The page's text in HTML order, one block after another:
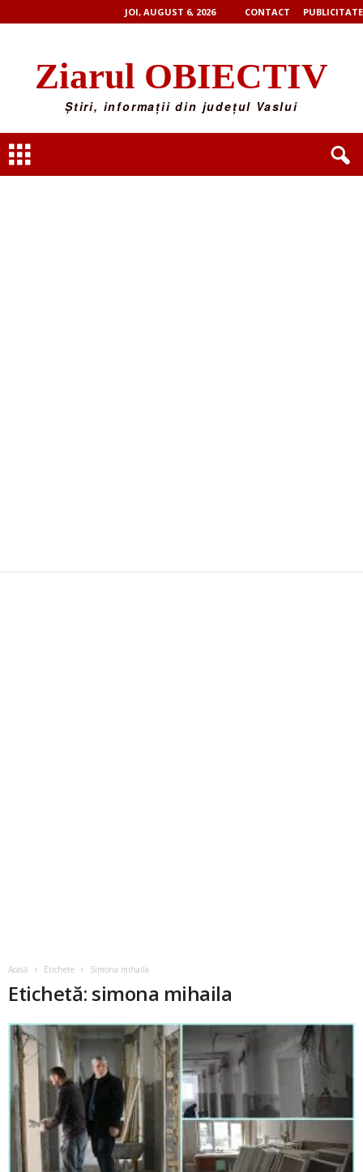
JOI, AUGUST 6, 2026 CONTACT PUBLICITATE
Ziarul OBIECTIV
Știri, informații din județul Vaslui
Acasă Etichete Simona mihaila
Etichetă: simona mihaila